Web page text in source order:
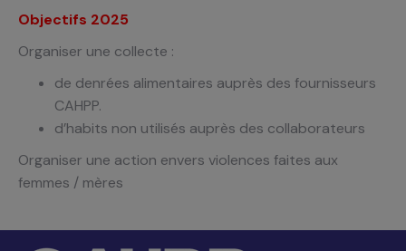
Objectifs 2025
Organiser une collecte :
de denrées alimentaires auprès des fournisseurs
CAHPP.
d’habits non utilisés auprès des collaborateurs
Organiser une action envers violences faites aux
femmes / mères